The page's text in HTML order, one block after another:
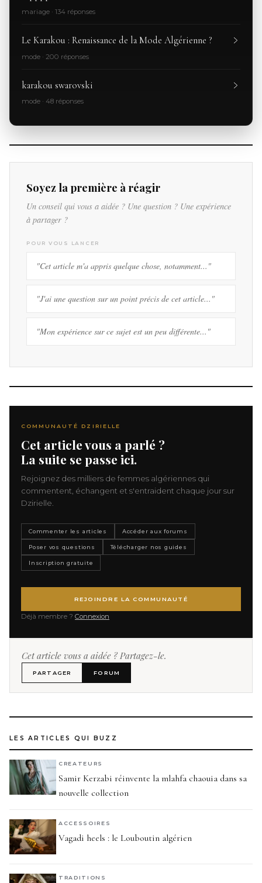
mariage · 134 réponses
Le Karakou : Renaissance de la Mode Algérienne ?
mode · 200 réponses
karakou swarovski
mode · 48 réponses
Soyez la première à réagir
Un conseil qui vous a aidée ? Une question ? Une expérience
à partager ?
POUR VOUS LANCER
"Cet article m'a appris quelque chose, notamment..."
"J'ai une question sur un point précis de cet article..."
"Mon expérience sur ce sujet est un peu différente..."
COMMUNAUTÉ DZIRIELLE
Cet article vous a parlé ?
La suite se passe ici.
Rejoignez des milliers de femmes algériennes qui
commentent, échangent et s'entraident chaque jour sur
Dzirielle.
Commenter les articles Accéder aux forums
Poser vos questions Télécharger nos guides
Inscription gratuite
REJOINDRE LA COMMUNAUTÉ
Déjà membre ? Connexion
Cet article vous a aidée ? Partagez-le.
PARTAGER FORUM
LES ARTICLES QUI BUZZ
CREATEURS
Samir Kerzabi réinvente la mlahfa chaouia dans sa
nouvelle collection
ACCESSOIRES
Vagadi heels : le Louboutin algérien
TRADITIONS